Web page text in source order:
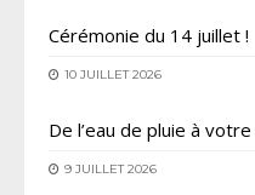
Cérémonie du 14 juillet !
10 JUILLET 2026
De l’eau de pluie à
9 JUILLET 2026